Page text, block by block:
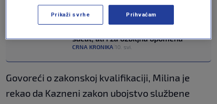
kolege
CRNA KRONIKA 10. svi.
sućut, ali i za ozbiljnu opomenu"
CRNA KRONIKA 10. svi.
Govoreći o zakonskoj kvalifikaciji, Milina je
rekao da Kazneni zakon ubojstvo službene
Prikaži svrhe Prihvaćam